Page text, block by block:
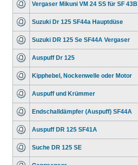
Vergaser Mikuni VM 24 SS für SF
Suzuki Dr 125 SF44a Hauptdüse
Suzuki DR 125 Se SF44A Vergaser
Auspuff Dr 125
Kipphebel, Nockenwelle oder Motor
Auspuff und Krümmer
Endschalldämpfer (Auspuff) SF44A
Auspuff DR 125 SF41A
Suche DR 125 SE